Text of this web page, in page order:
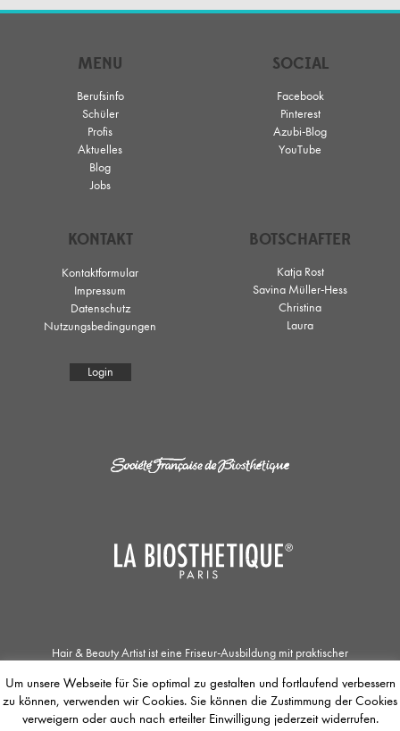
MENU
Berufsinfo
Schüler
Profis
Aktuelles
Blog
Jobs
SOCIAL
Facebook
Pinterest
Azubi-Blog
YouTube
KONTAKT
Kontaktformular
Impressum
Datenschutz
Nutzungsbedingungen
Login
BOTSCHAFTER
Katja Rost
Savina Müller-Hess
Christina
Laura
Hair & Beauty Artist ist eine Friseur-Ausbildung mit praktischer
Make-up. Die Zusammenarbeit der Société Française de Biosthétique mit dem
Unternehmen La Biosthétique Paris ermöglicht Jobsuchenden einzigartige
Ausbildungs- und Weiterbildungsmöglichkeiten. Der / Die Auszubildende
Um unsere Webseite für Sie optimal zu gestalten und fortlaufend verbessern
zu können, verwenden wir Cookies. Sie können die Zustimmung der Cookies
verweigern oder auch nach erteilter Einwilligung jederzeit widerrufen.